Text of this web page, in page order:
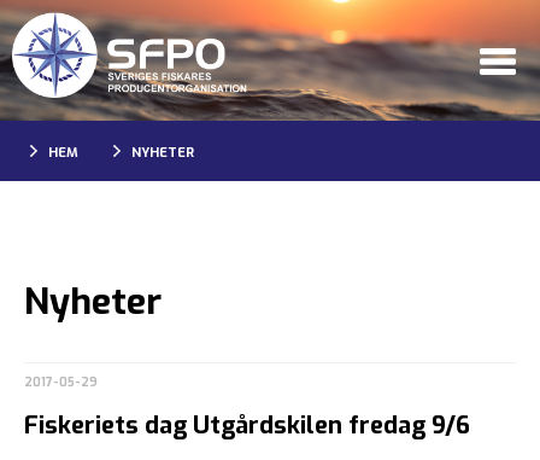
HEM NYHETER
Nyheter
2017-05-29
Fiskeriets dag Utgårdskilen fredag 9/6